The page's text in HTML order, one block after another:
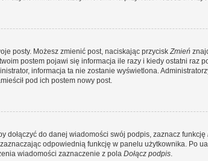
posty. Możesz zmienić post, naciskając przyciskZmień
postem pojawi się informacja ile razy i kiedy ostatni raz
informacja ta nie zostanie wyświetlona.
pod ich postem nowy post.
dołączyć do danej wiadomości swój podpis, zaznacz funkcję
odpowiednią funkcję w panelu użytkownika. Po
wiadomości zaznaczenie z pola Dołącz podpis.